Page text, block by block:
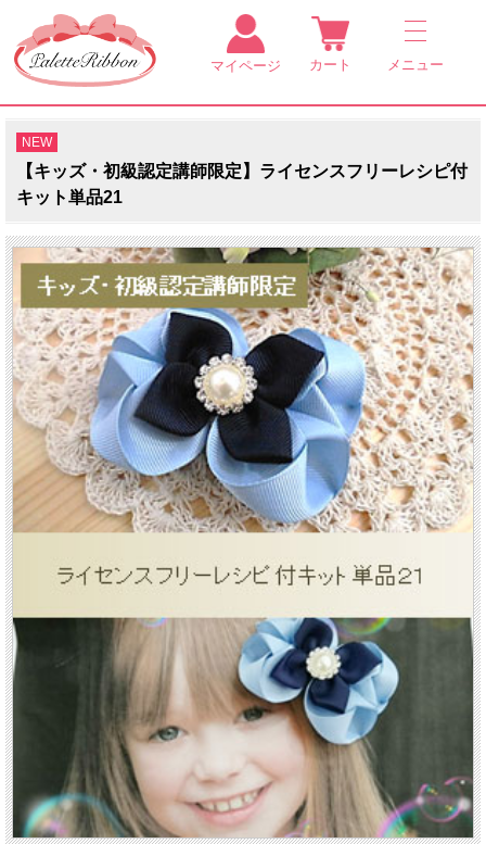
マイページ カート メニュー
NEW
【キッズ・初級認定講師限定】ライセンスフリーレシピ付
キット単品21